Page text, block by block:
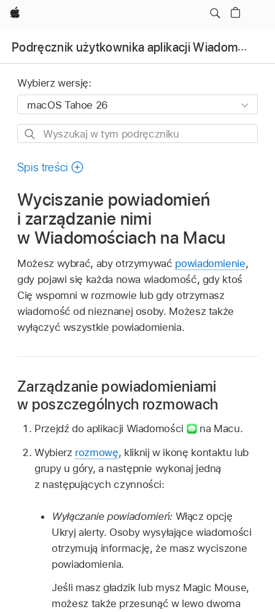
Apple
Podręcznik użytkownika aplikacji Wiadomości
Wybierz wersję:
Wyszukaj
tym
Spis treści
Wyciszanie powiadomień
i zarządzanie nimi
w Wiadomościach na Macu
Możesz wybrać, aby otrzymywać powiadomienie,
gdy pojawi się każda nowa wiadomość, gdy ktoś
Cię wspomni w rozmowie lub gdy otrzymasz
wiadomość od nieznanej osoby. Możesz także
wyłączyć wszystkie powiadomienia.
Zarządzanie powiadomieniami
w poszczególnych rozmowach
Przejdź do aplikacji Wiadomości
na Macu.
Wybierz rozmowę, kliknij w ikonę kontaktu lub
grupy u góry, a następnie wykonaj jedną
z następujących czynności:
Wyłączanie powiadomień:Włącz opcję
Ukryj alerty. Osoby wysyłające wiadomości
otrzymują informację, że masz wyciszone
powiadomienia.
Jeśli masz gładzik lub mysz Magic Mouse,
możesz także przesunąć w lewo dwoma